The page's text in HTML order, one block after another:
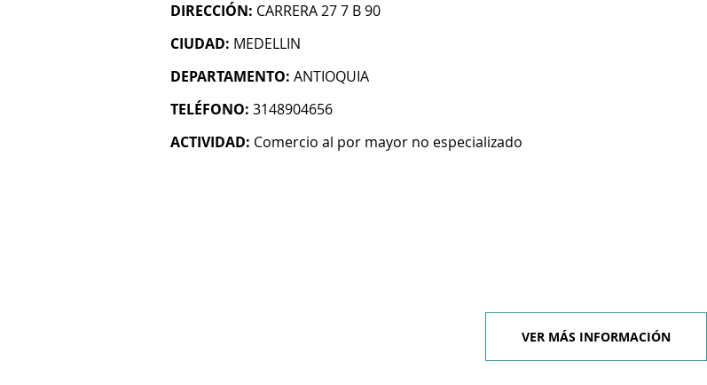
DIRECCIÓN: CARRERA 27 7 B 90
CIUDAD: MEDELLIN
DEPARTAMENTO: ANTIOQUIA
TELÉFONO: 3148904656
ACTIVIDAD: Comercio al por mayor no especializado
VER MÁS INFORMACIÓN